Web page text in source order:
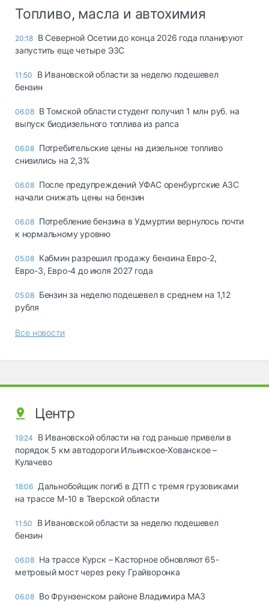
Топливо, масла и автохимия
20:18 В Северной Осетии до конца 2026 года планируют
запустить еще четыре ЭЗС
11:50
В Ивановской области за неделю подешевел
бензин
06.08 В Томской области студент получил 1 млн руб. на
выпуск биодизельного топлива из рапса
06.08 Потребительские цены на дизельное топливо
снизились на 2,3%
06.08 После предупреждений УФАС оренбургские АЗС
начали снижать цены на бензин
06.08 Потребление бензина в Удмуртии вернулось почти
к нормальному уровню
05.08 Кабмин разрешил продажу бензина Евро-2,
Евро-3, Евро-4 до июля 2027 года
05.08 Бензин за неделю подешевел в среднем на 1,12
рубля
Все новости
Центр
19:24
В Ивановской области на год раньше привели в
порядок 5 км автодороги Ильинское-Хованское –
Кулачево
18:06 Дальнобойщик погиб в ДТП с тремя грузовиками
на трассе М-10 в Тверской области
11:50
В Ивановской области за неделю подешевел
бензин
06.08 На трассе Курск – Касторное обновляют 65-
метровый мост через реку Грайворонка
06.08 Во Фрунзенском районе Владимира МАЗ